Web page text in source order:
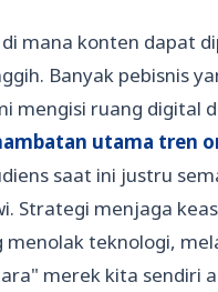
mana konten dapat
Banyak pebisnis
mengisi ruang digital
utama tren
saat ini justru
Strategi menjaga
teknologi,
merek kita sendiri